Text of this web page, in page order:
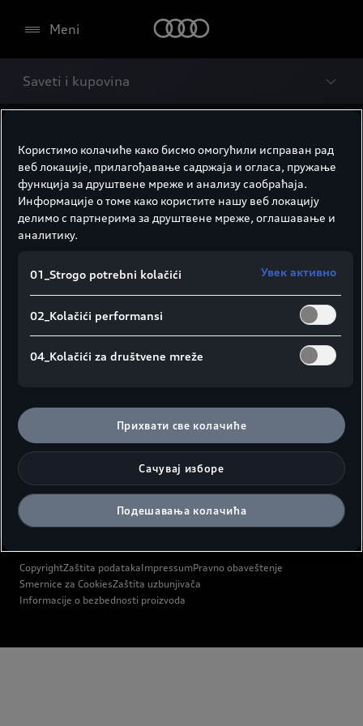
Meni
Saveti i kupovina
Modeli
Saveti i kupovina
Servis i oprema
Podrška
CopyrightZaštita podatakaImpressumPravno obaveštenje
Smernice za CookiesZaštita uzbunjivača
Informacije o bezbednosti proizvoda
Користимо колачиће како бисмо омогућили исправан рад
веб локације, прилагођавање садржаја и огласа, пружање
функција за друштвене мреже и анализу саобраћаја.
Информације о томе како користите нашу веб локацију
делимо с партнерима за друштвене мреже, оглашавање и
аналитику.
01_Strogo potrebni kolačići Увек активно
02_Kolačići performansi
04_Kolačići za društvene mreže
Прихвати све колачиће
Сачувај изборе
Подешавања колачића